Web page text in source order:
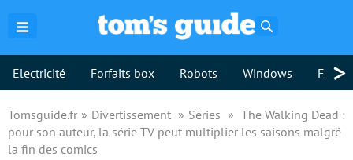
Electricité Forfaits box Robots Windows >
Tomsguide.fr Divertissement Séries
The Walking Dead :
pour son auteur, la série TV peut multiplier les saisons malgré
la fin des comics